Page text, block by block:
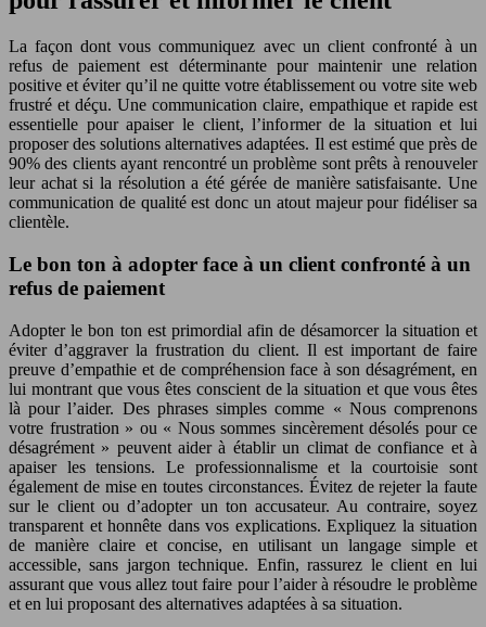
La façon dont vous communiquez avec un client confronté à un
refus de paiement est déterminante pour maintenir une relation
positive et éviter qu’il ne quitte votre établissement ou votre site web
frustré et déçu. Une communication claire, empathique et rapide est
essentielle pour apaiser le client, l’informer de la situation et lui
proposer des solutions alternatives adaptées. Il est estimé que près de
90% des clients ayant rencontré un problème sont prêts à renouveler
leur achat si la résolution a été gérée de manière satisfaisante. Une
communication de qualité est donc un atout majeur pour fidéliser sa
clientèle.
Le bon ton à adopter face à un client confronté à un
refus de paiement
Adopter le bon ton est primordial afin de désamorcer la situation et
éviter d’aggraver la frustration du client. Il est important de faire
preuve d’empathie et de compréhension face à son désagrément, en
lui montrant que vous êtes conscient de la situation et que vous êtes
là pour l’aider. Des phrases simples comme « Nous comprenons
votre frustration » ou « Nous sommes sincèrement désolés pour ce
désagrément » peuvent aider à établir un climat de confiance et à
apaiser les tensions. Le professionnalisme et la courtoisie sont
également de mise en toutes circonstances. Évitez de rejeter la faute
sur le client ou d’adopter un ton accusateur. Au contraire, soyez
transparent et honnête dans vos explications. Expliquez la situation
de manière claire et concise, en utilisant un langage simple et
accessible, sans jargon technique. Enfin, rassurez le client en lui
assurant que vous allez tout faire pour l’aider à résoudre le problème
et en lui proposant des alternatives adaptées à sa situation.